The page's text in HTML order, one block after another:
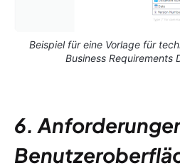
Beispiel für eine Vorlage für
Business Requirements
6.